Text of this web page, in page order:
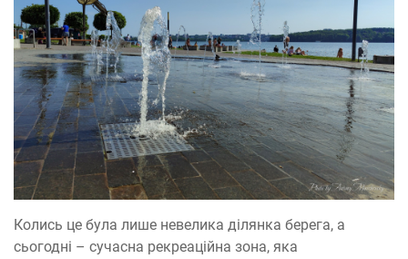
Колись це була лише невелика ділянка берега, а
сьогодні – сучасна рекреаційна зона, яка